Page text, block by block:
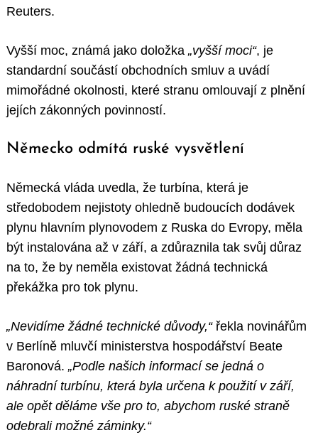
Reuters.
Vyšší moc, známá jako doložka „vyšší moci“, je
standardní součástí obchodních smluv a uvádí
mimořádné okolnosti, které stranu omlouvají z plnění
jejích zákonných povinností.
Německo odmítá ruské vysvětlení
Německá vláda uvedla, že turbína, která je
středobodem nejistoty ohledně budoucích dodávek
plynu hlavním plynovodem z Ruska do Evropy, měla
být instalována až v září, a zdůraznila tak svůj důraz
na to, že by neměla existovat žádná technická
překážka pro tok plynu.
„Nevidíme žádné technické důvody,“ řekla novinářům
v Berlíně mluvčí ministerstva hospodářství Beate
Baronová. „Podle našich informací se jedná o
náhradní turbínu, která byla určena k použití v září,
ale opět děláme vše pro to, abychom ruské straně
odebrali možné záminky.“